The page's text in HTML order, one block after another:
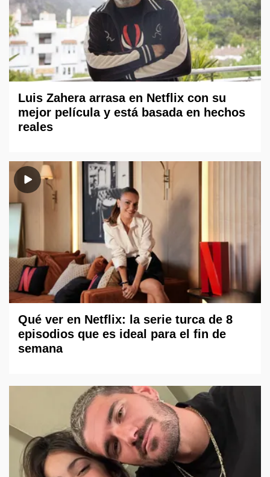
Luis Zahera arrasa en Netflix con su
mejor película y está basada en hechos
reales
Qué ver en Netflix: la serie turca de 8
episodios que es ideal para el fin de
semana